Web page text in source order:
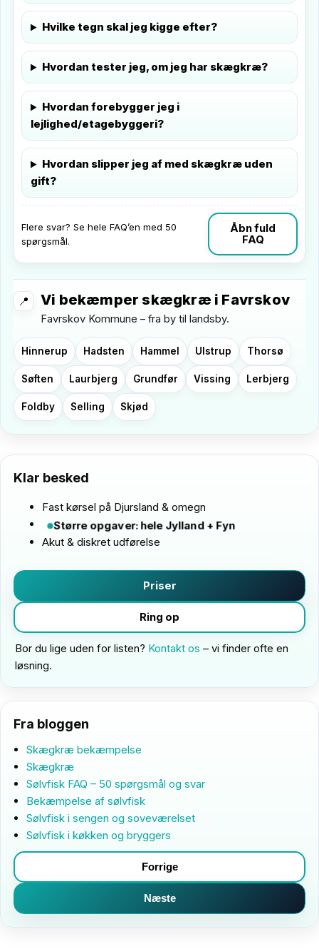
Hvilke tegn skal jeg kigge efter?
Hvordan tester jeg, om jeg har skægkræ?
Hvordan forebygger jeg i
lejlighed/etagebyggeri?
Hvordan slipper jeg af med skægkræ uden
gift?
Flere svar? Se hele FAQ’en med 50
spørgsmål.
Åbn fuld
FAQ
📍 Vi bekæmper skægkræ i Favrskov
Favrskov Kommune – fra by til landsby.
Hinnerup Hadsten Hammel Ulstrup Thorsø
Søften Laurbjerg Grundfør Vissing Lerbjerg
Foldby Selling Skjød
Klar besked
Fast kørsel på Djursland & omegn
Større opgaver: hele Jylland + Fyn
Akut & diskret udførelse
Priser
Ring op
Bor du lige uden for listen? Kontakt os – vi finder ofte en
løsning.
Fra bloggen
Skægkræ bekæmpelse
Skægkræ
Sølvfisk FAQ – 50 spørgsmål og svar
Bekæmpelse af sølvfisk
Sølvfisk i sengen og soveværelset
Sølvfisk i køkken og bryggers
Forrige
Næste